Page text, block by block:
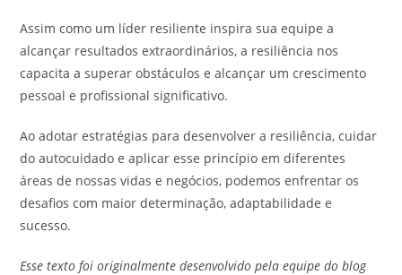
Assim como um líder resiliente inspira sua equipe a
alcançar resultados extraordinários, a resiliência nos
capacita a superar obstáculos e alcançar um crescimento
pessoal e profissional significativo.
Ao adotar estratégias para desenvolver a resiliência, cuidar
do autocuidado e aplicar esse princípio em diferentes
áreas de nossas vidas e negócios, podemos enfrentar os
desafios com maior determinação, adaptabilidade e
sucesso.
Esse texto foi originalmente desenvolvido pela equipe do blog